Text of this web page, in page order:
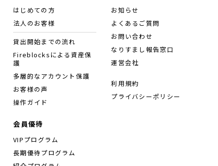
はじめての方
法人のお客様
貸出開始までの流れ
Fireblocksによる資産保
護
多層的なアカウント保護
お客様の声
操作ガイド
会員優待
VIPプログラム
長期優待プログラム
お知らせ
よくあるご質問
お問い合わせ
なりすまし報告窓口
運営会社
利用規約
プライバシーポリシー